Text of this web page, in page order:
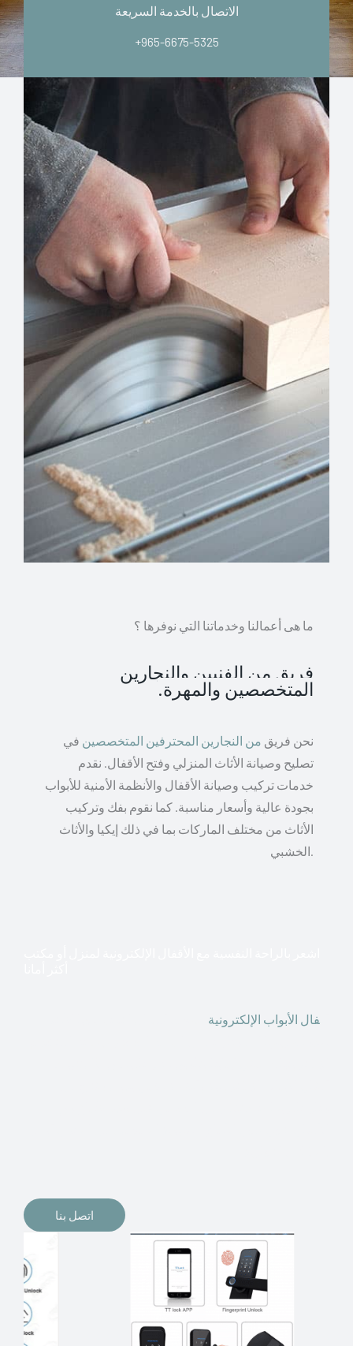
الاتصال بالخدمة السريعة
+965-6675-5325
ما هى أعمالنا وخدماتنا التي نوفرها ؟
فريق من الفنيين والنجارين
المتخصصين والمهرة.
نحن فريق من النجارين المحترفين المتخصصين في
تصليح وصيانة الأثاث المنزلي وفتح الأقفال. نقدم
خدمات تركيب وصيانة الأقفال والأنظمة الأمنية للأبواب
بجودة عالية وأسعار مناسبة. كما نقوم بفك وتركيب
الأثاث من مختلف الماركات بما في ذلك إيكيا والأثاث
الخشبي.
فال الأبواب الإلكترونية
اتصل بنا